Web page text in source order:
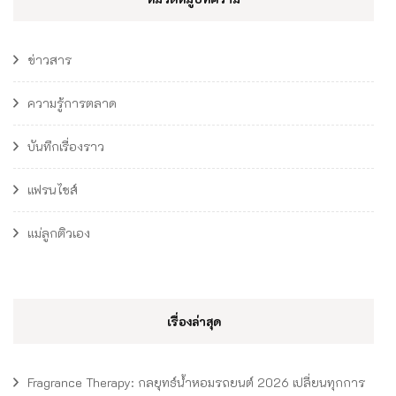
ข่าวสาร
ความรู้การตลาด
บันทึกเรื่องราว
แฟรนไชส์
แม่ลูกติวเอง
เรื่องล่าสุด
Fragrance Therapy: กลยุทธ์น้ำหอมรถยนต์ 2026 เปลี่ยนทุกการ